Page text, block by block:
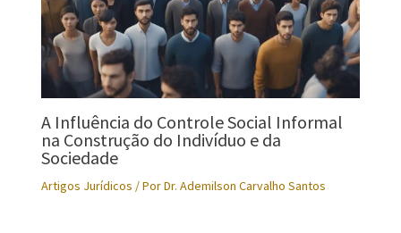
A Influência do Controle Social Informal
na Construção do Indivíduo e da
Sociedade
Artigos Jurídicos / PorDr. Ademilson Carvalho Santos